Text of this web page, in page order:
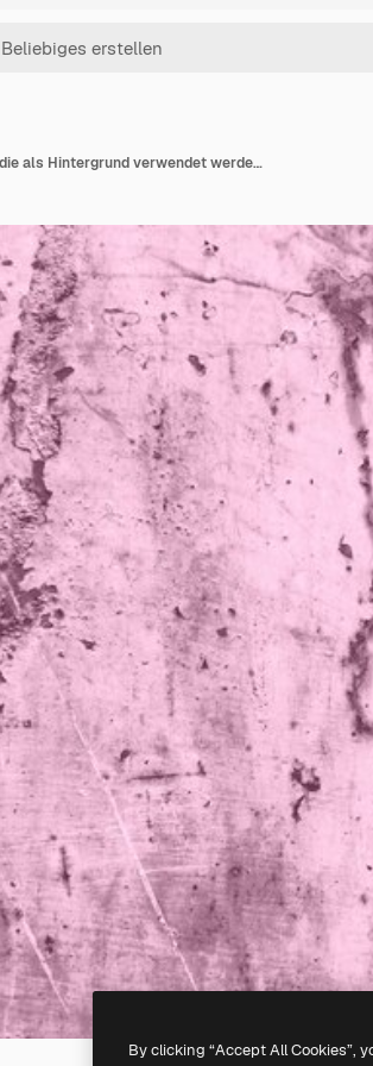
Metallstruktur mit Kratzern und Rissen, die als Hintergrund verwendet werden können
By clicking “Accept All Cookies”,